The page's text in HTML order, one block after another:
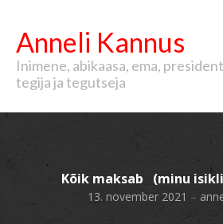
Anneli Kannus
Inimene, abikaasa, ema,
tegija ja tegutseja
Kõik maksab (minu
13. november 2021 –